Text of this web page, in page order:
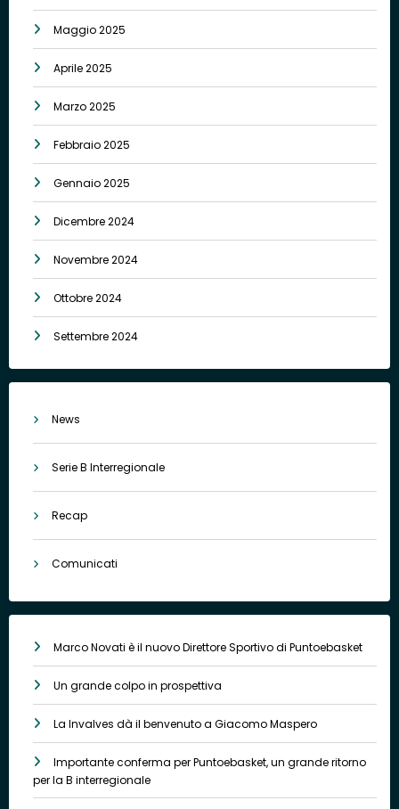
Maggio 2025
Aprile 2025
Marzo 2025
Febbraio 2025
Gennaio 2025
Dicembre 2024
Novembre 2024
Ottobre 2024
Settembre 2024
News
Serie B Interregionale
Recap
Comunicati
Marco Novati è il nuovo Direttore Sportivo di Puntoebasket
Un grande colpo in prospettiva
La Invalves dà il benvenuto a Giacomo Maspero
Importante conferma per Puntoebasket, un grande ritorno
per la B interregionale